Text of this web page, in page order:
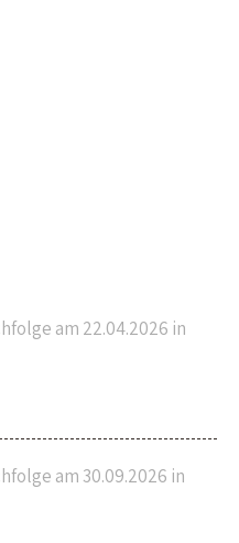
am 22.04.2026 in
am 30.09.2026 in